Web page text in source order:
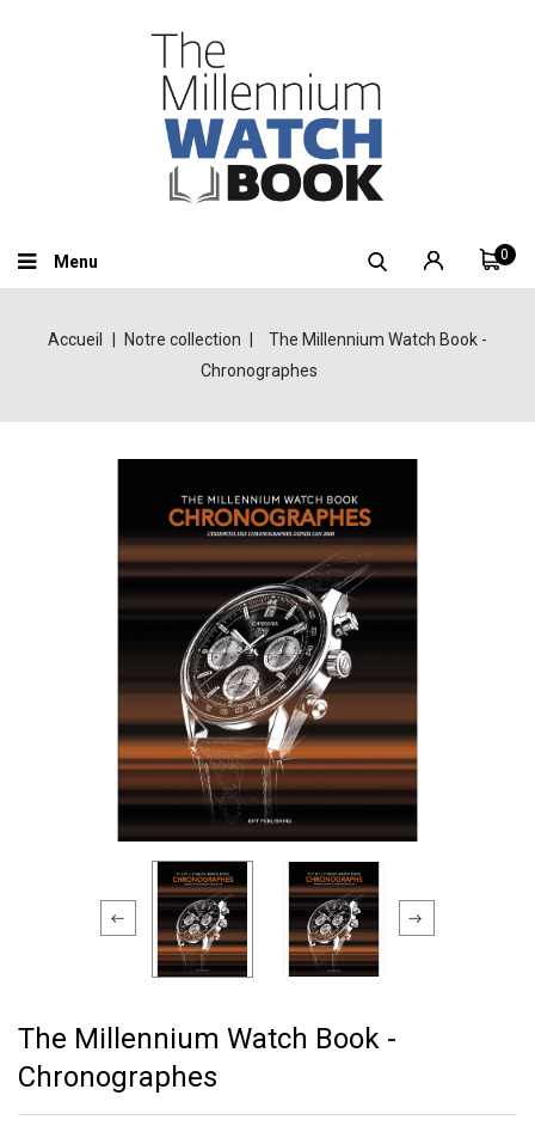
0
Menu
Accueil Notre collection
The Millennium Watch Book -
Chronographes
The Millennium Watch Book -
Chronographes